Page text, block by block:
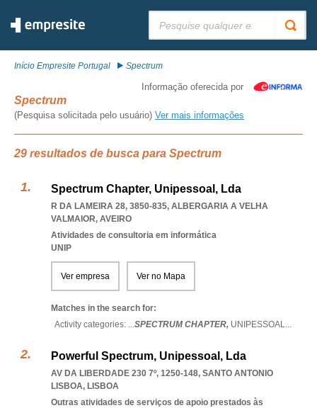
Início Empresite Portugal Spectrum
Informação oferecida por
Spectrum
(Pesquisa solicitada pelo usuário) Ver mais informações
29 resultados de busca para Spectrum
Spectrum Chapter, Unipessoal, Lda
R DA LAMEIRA 28, 3850-835, ALBERGARIA A VELHA
VALMAIOR, AVEIRO
Atividades de consultoria em informática
UNIP
Ver empresa Ver no Mapa
Matches in the search for:
Activity categories: ...SPECTRUM CHAPTER, UNIPESSOAL...
Powerful Spectrum, Unipessoal, Lda
AV DA LIBERDADE 230 7º, 1250-148, SANTO ANTONIO
LISBOA, LISBOA
Outras atividades de serviços de apoio prestados às